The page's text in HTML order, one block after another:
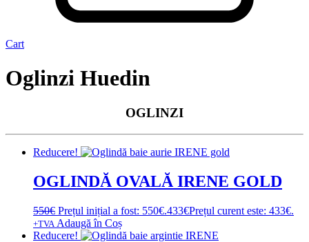
Cart
Oglinzi Huedin
OGLINZI
Reducere!
OGLINDĂ OVALĂ IRENE GOLD
550€ Prețul inițial a fost: 550€.433€Prețul curent este: 433€.
+TVA Adaugă în Coș
Reducere!